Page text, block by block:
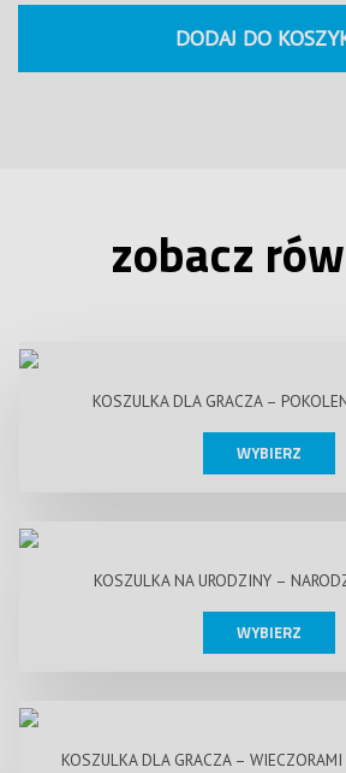
DODAJ DO
zobacz
KOSZULKA DLA GRACZA –
WYBIERZ
KOSZULKA NA URODZINY –
WYBIERZ
KOSZULKA DLA GRACZA –